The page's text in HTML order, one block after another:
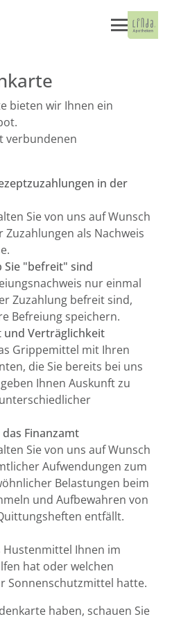
bieten wir Ihnen ein
verbundenen
in der
Sie von uns auf Wunsch
als Nachweis
Sie "befreit" sind
nur einmal
Zuzahlung befreit sind,
Befreiung speichern.
und Verträglichkeit
Grippemittel mit Ihren
die Sie bereits bei uns
Ihnen Auskunft zu
Finanzamt
Sie von uns auf Wunsch
Aufwendungen zum
Belastungen beim
und Aufbewahren von
entfällt.
Hustenmittel Ihnen im
hat oder welchen
Sonnenschutzmittel hatte.
haben, schauen Sie